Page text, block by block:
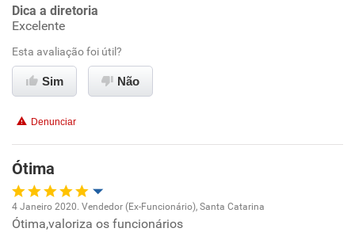
Benefícios
Recomenda esta empresa
Recomenda a diretoria
Dica a diretoria
Excelente
Esta avaliação foi útil?
Sim Não
Denunciar
Ótima
Oportunidade de promoção
4 Janeiro 2020. Vendedor (Ex-Funcionário), Santa Catarina
Ótima,valoriza os funcionários